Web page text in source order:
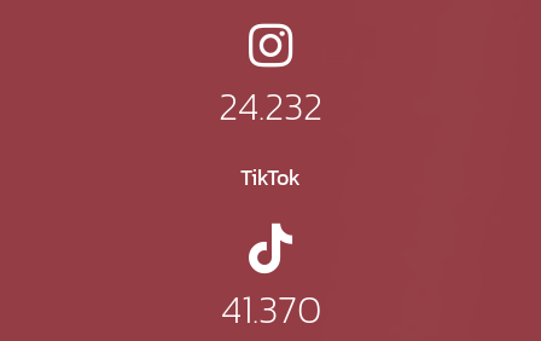
24.232
TikTok
41.370